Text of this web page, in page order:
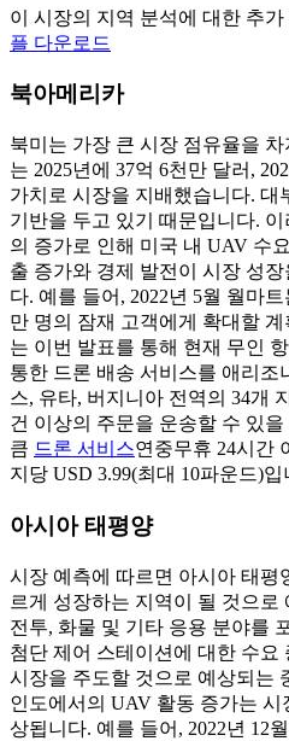
이 시장의 지역 분석에 대한 추
플 다운로드
북아메리카
북미는 가장 큰 시장 점유율을 차
는 2025년에 37억 6천만 달러,
가치로 시장을 지배했습니다. 대
기반을 두고 있기 때문입니다.
의 증가로 인해 미국 내 UAV 수
출 증가와 경제 발전이 시장 성
다. 예를 들어, 2022년 5월 월마
만 명의 잠재 고객에게 확대할
는 이번 발표를 통해 현재 무인
통한 드론 배송 서비스를 애리조
스, 유타, 버지니아 전역의 34개
건 이상의 주문을 운송할 수 있
큼 드론 서비스연중무휴 24시간
지당 USD 3.99(최대 10파운드)입
아시아 태평양
시장 예측에 따르면 아시아 태평
르게 성장하는 지역이 될 것으로
전투, 화물 및 기타 응용 분야를
첨단 제어 스테이션에 대한 수요
시장을 주도할 것으로 예상되는
인도에서의 UAV 활동 증가는 시
상됩니다. 예를 들어, 2022년 12